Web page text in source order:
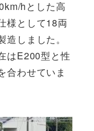
hとした高
様として18両
造しました。
はE200型と性
合わせていま